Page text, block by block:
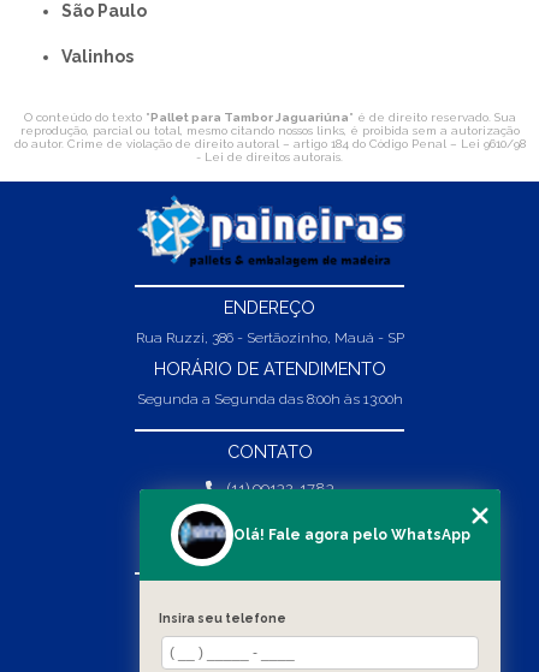
São Paulo
Valinhos
O conteúdo do texto " Pallet para Tambor Jaguariúna" é de direito reservado. Sua
reprodução, parcial ou total, mesmo citando nossos links, é proibida sem a autorização
do autor. Crime de violação de direito autoral – artigo 184 do Código Penal – Lei 9610/98
- Lei de direitos autorais.
ENDEREÇO
Rua Ruzzi, 386 - Sertãozinho, Mauá - SP
HORÁRIO DE ATENDIMENTO
Segunda a Segunda das 8:00h às 13:00h
CONTATO
(11) 99132-1783
(11) 99132-1783
vendas@abpaineiras.com.br
SOBRE NÓS
Olá! Fale agora pelo WhatsApp
Insira seu telefone